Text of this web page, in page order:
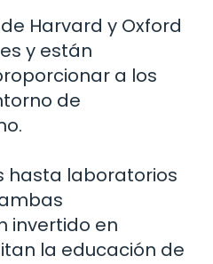
Harvard y Oxford
y están
a los
de
hasta laboratorios
invertido en
la educación de